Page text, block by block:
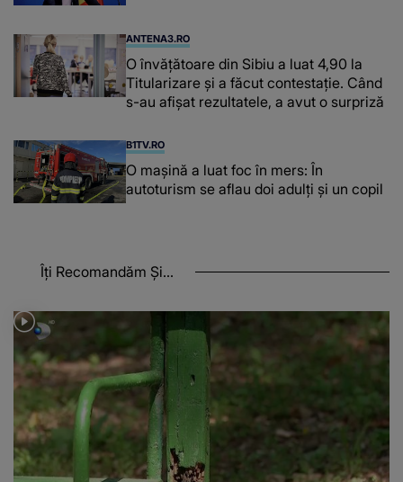
ANTENA3.RO
O învățătoare din Sibiu a luat 4,90 la
Titularizare și a făcut contestație. Când
s-au afișat rezultatele, a avut o surpriză
B1TV.RO
O maşină a luat foc în mers: În
autoturism se aflau doi adulți și un copil
Îți Recomandăm Și...